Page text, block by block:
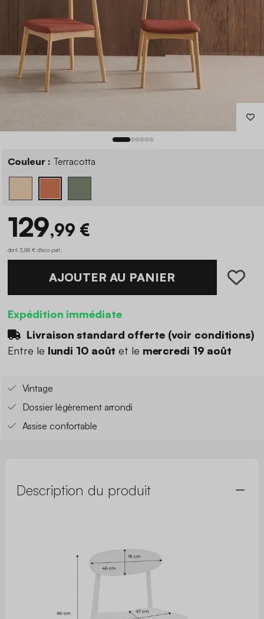
Couleur : Terracotta
129,99 €
dont 3,88 € d'éco-part
AJOUTER AU PANIER
Expédition immédiate
Livraison standard offerte (voir conditions)
Entre le lundi 10 août et le mercredi 19 août
Vintage
Dossier légèrement arrondi
Assise confortable
Description du produit